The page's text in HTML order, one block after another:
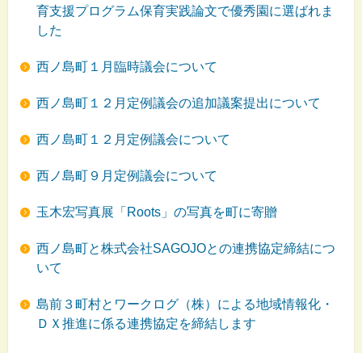
育支援プログラム保育実践論文で優秀園に選ばれま
した
西ノ島町１月臨時議会について
西ノ島町１２月定例議会の追加議案提出について
西ノ島町１２月定例議会について
西ノ島町９月定例議会について
玉木宏写真展「Roots」の写真を町に寄贈
西ノ島町と株式会社SAGOJOとの連携協定締結につ
いて
島前３町村とワークログ（株）による地域情報化・
ＤＸ推進に係る連携協定を締結します